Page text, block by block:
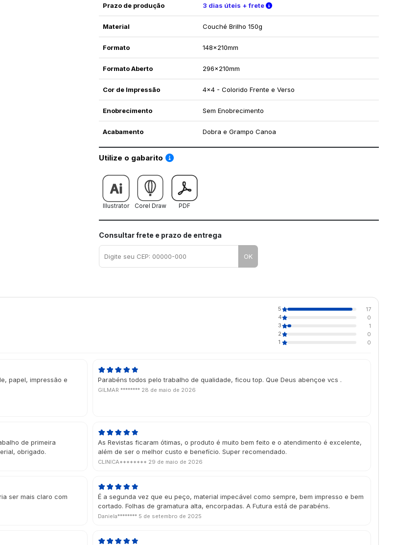
Prazo de produção 3 dias úteis + frete Verifique as condições de entrega
Material Couché Brilho 150g
Formato 148x210mm
Formato Aberto 296x210mm
Cor de Impressão 4x4 - Colorido Frente e Verso
Enobrecimento Sem Enobrecimento
Acabamento Dobra e Grampo Canoa
Utilize o gabarito Saiba como utilizar os nossos gabaritos
Illustrator Corel Draw PDF
Consultar frete e prazo de entrega
OK
5
17
4
0
3
1
2
0
1
0
papel, impressão e
Parabéns todos pelo trabalho de qualidade, ficou top. Que Deus abençoe vcs .
GILMAR ******** 28 de maio de 2026
de primeira
obrigado.
As Revistas ficaram ótimas, o produto é muito bem feito e o atendimento é excelente,
além de ser o melhor custo e benefício. Super recomendado.
CLINICA******** 29 de maio de 2026
ser mais claro com
É a segunda vez que eu peço, material impecável como sempre, bem impresso e bem
cortado. Folhas de gramatura alta, encorpadas. A Futura está de parabéns.
Daniela******** 5 de setembro de 2025